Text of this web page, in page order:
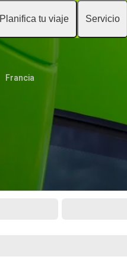
Planifica tu viaje Servicio
Francia